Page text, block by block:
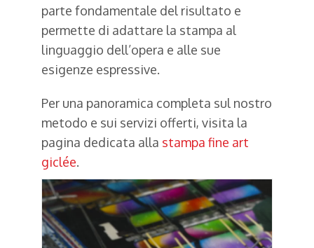
parte fondamentale del risultato e
permette di adattare la stampa al
linguaggio dell’opera e alle sue
esigenze espressive.
Per una panoramica completa sul nostro
metodo e sui servizi offerti, visita la
pagina dedicata alla stampa fine art
giclée.